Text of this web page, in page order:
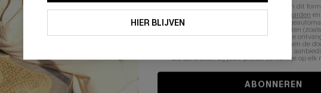
HIER BLIJVEN
Door je contactgegevens in te vullen en dit
Algemene Voorwaarden
stemt er tevens mee in om herhaalde
en gepersonaliseerde marketingberichten
winkelwagen) en e-mails van Cupshe te
niet vereist voor een aankoop. We kunnen de
informatie gebruiken om producten en
die aansluiten bij jouw profiel. Je kunt je op elk
ABONNEREN